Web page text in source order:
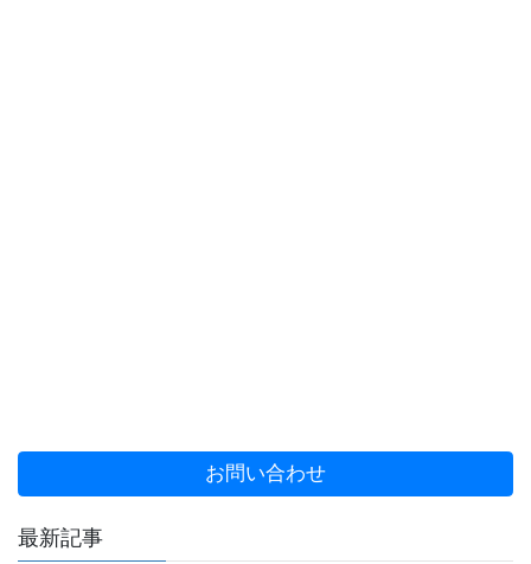
お問い合わせ
最新記事